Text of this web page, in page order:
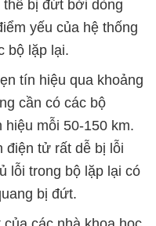
bị đứt bởi dòng
yếu của hệ thống
bộ lặp lại.
tín hiệu qua khoảng
cần có các bộ
hiệu mỗi 50-150 km.
điện tử rất dễ bị lỗi
lỗi trong bộ lặp lại có
bị đứt.